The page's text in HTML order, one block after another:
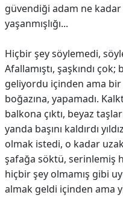
güvendiği adam ne
yaşanmışlığı...
Hiçbir şey söylemedi,
Afallamıştı, şaşkındı
geliyordu içinden ama
boğazına, yapamadı.
balkona çıktı, beyaz
yanda başını kaldırdı
olmak istedi, o kadar
şafağa söktü, serinlemiş
hiçbir şey olmamış gibi
almak geldi içinden ama